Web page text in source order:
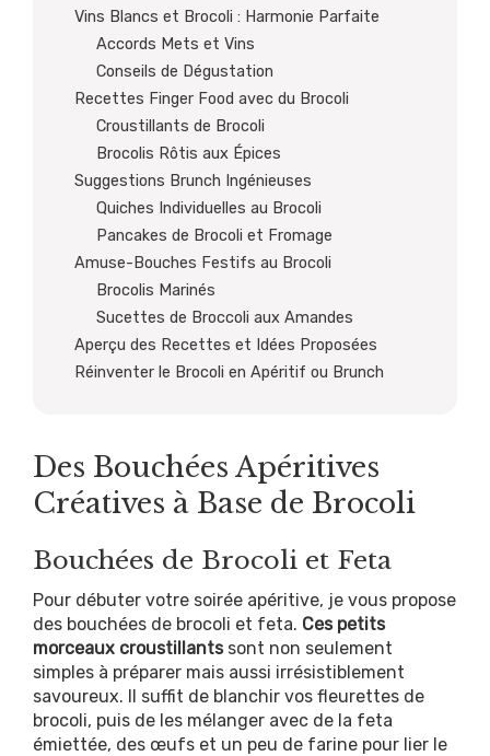
Vins Blancs et Brocoli : Harmonie Parfaite
Accords Mets et Vins
Conseils de Dégustation
Recettes Finger Food avec du Brocoli
Croustillants de Brocoli
Brocolis Rôtis aux Épices
Suggestions Brunch Ingénieuses
Quiches Individuelles au Brocoli
Pancakes de Brocoli et Fromage
Amuse-Bouches Festifs au Brocoli
Brocolis Marinés
Sucettes de Broccoli aux Amandes
Aperçu des Recettes et Idées Proposées
Réinventer le Brocoli en Apéritif ou Brunch
Des Bouchées Apéritives
Créatives à Base de Brocoli
Bouchées de Brocoli et Feta
Pour débuter votre soirée apéritive, je vous propose
des bouchées de brocoli et feta. Ces petits
morceaux croustillants sont non seulement
simples à préparer mais aussi irrésistiblement
savoureux. Il suffit de blanchir vos fleurettes de
brocoli, puis de les mélanger avec de la feta
émiettée, des œufs et un peu de farine pour lier le